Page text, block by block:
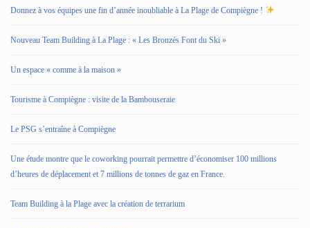
Donnez à vos équipes une fin d’année inoubliable à La Plage de Compiègne !
Nouveau Team Building à La Plage : « Les Bronzés Font du Ski »
Un espace « comme à la maison »
Tourisme à Compiègne : visite de la Bambouseraie
Le PSG s’entraîne à Compiègne
Une étude montre que le coworking pourrait permettre d’économiser 100 millions
d’heures de déplacement et 7 millions de tonnes de gaz en France.
Team Building à la Plage avec la création de terrarium